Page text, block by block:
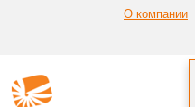
О компании